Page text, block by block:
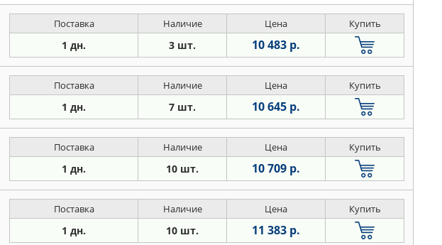
Поставка Наличие Цена Купить
1 дн. 3 шт. 10 483 р.
Поставка Наличие Цена Купить
1 дн. 7 шт. 10 645 р.
Поставка Наличие Цена Купить
1 дн. 10 шт. 10 709 р.
Поставка Наличие Цена Купить
1 дн. 10 шт. 11 383 р.